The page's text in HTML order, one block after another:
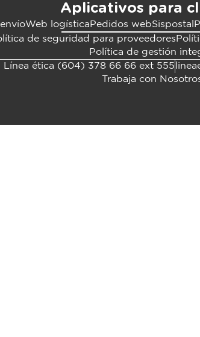
Aplicativos para
Web logística Pedidos webSispostal
de seguridad para proveedores
Política de gestión
Línea ética (604) 378 66 66 ext 555
Trabaja con